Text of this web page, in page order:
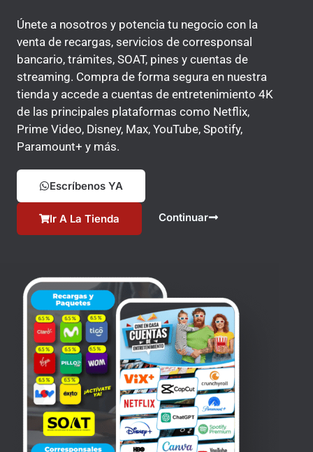
Únete a nosotros y potencia tu negocio con la
venta de recargas, servicios de corresponsal
bancario, trámites, SOAT, pines y cuentas de
streaming. Compra de forma segura en nuestra
tienda y accede a cuentas de entretenimiento 4K
de las principales plataformas como Netflix,
Prime Video, Disney, Max, YouTube, Spotify,
Paramount+ y más.
Escríbenos YA
Ir A La Tienda Continuar